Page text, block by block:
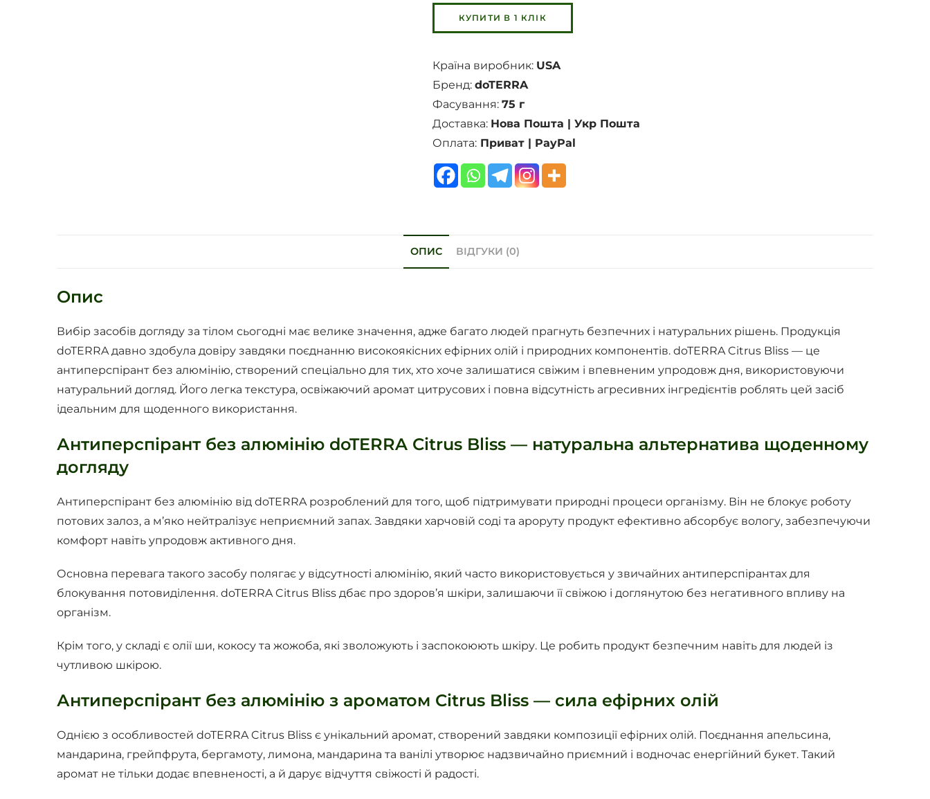
Країна виробник: USA
Бренд: doTERRA
Фасування: 75 г
Доставка: Нова Пошта | Укр Пошта
Оплата:Приват | PayPal
ОПИС ВІДГУКИ (0)
Опис
Вибір засобів догляду за тілом сьогодні має велике значення, адже багато людей прагнуть безпечних і натуральних рішень. Продукція
doTERRA давно здобула довіру завдяки поєднанню високоякісних ефірних олій і природних компонентів. doTERRA Citrus Bliss — це
антиперспірант без алюмінію, створений спеціально для тих, хто хоче залишатися свіжим і впевненим упродовж дня, використовуючи
натуральний догляд. Його легка текстура, освіжаючий аромат цитрусових і повна відсутність агресивних інгредієнтів роблять цей засіб
ідеальним для щоденного використання.
Антиперспірант без алюмінію doTERRA Citrus Bliss — натуральна альтернатива щоденному
догляду
Антиперспірант без алюмінію від doTERRA розроблений для того, щоб підтримувати природні процеси організму. Він не блокує роботу
потових залоз, а м’яко нейтралізує неприємний запах. Завдяки харчовій соді та ароруту продукт ефективно абсорбує вологу, забезпечуючи
комфорт навіть упродовж активного дня.
Основна перевага такого засобу полягає у відсутності алюмінію, який часто використовується у звичайних антиперспірантах для
блокування потовиділення. doTERRA Citrus Bliss дбає про здоров’я шкіри, залишаючи її свіжою і доглянутою без негативного впливу на
організм.
Крім того, у складі є олії ши, кокосу та жожоба, які зволожують і заспокоюють шкіру. Це робить продукт безпечним навіть для людей із
чутливою шкірою.
Антиперспірант без алюмінію з ароматом Citrus Bliss — сила ефірних олій
Однією з особливостей doTERRA Citrus Bliss є унікальний аромат, створений завдяки композиції ефірних олій. Поєднання апельсина,
мандарина, грейпфрута, бергамоту, лимона, мандарина та ванілі утворює надзвичайно приємний і водночас енергійний букет. Такий
аромат не тільки додає впевненості, а й дарує відчуття свіжості й радості.